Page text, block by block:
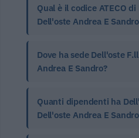
Qual è il codice ATECO
Dell'oste Andrea E
Dove ha sede Dell'oste
Andrea E Sandro?
Quanti dipendenti ha
Dell'oste Andrea E